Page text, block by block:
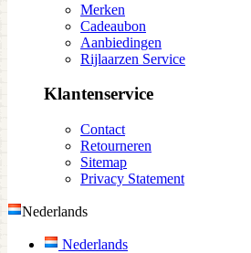
Merken
Cadeaubon
Aanbiedingen
Rijlaarzen Service
Klantenservice
Contact
Retourneren
Sitemap
Privacy Statement
Nederlands
Nederlands